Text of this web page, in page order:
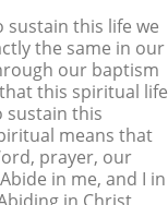
this life we
the same in our
our baptism
this spiritual life
sustain this
means that
prayer, our
in me, and I in